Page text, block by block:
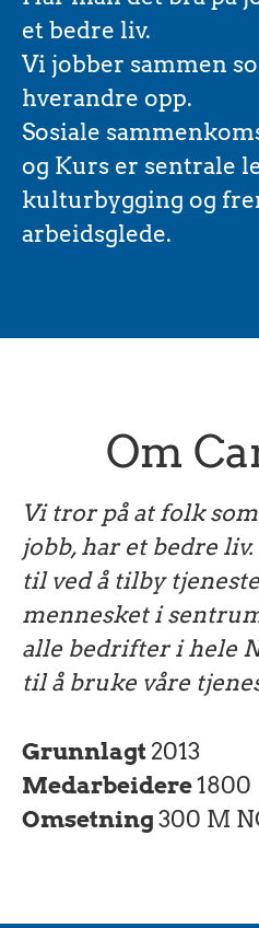
et bedre liv.
Vi jobber sammen
hverandre opp.
Sosiale
og Kurs er sentrale
kulturbygging og
arbeidsglede.
Om
Vi tror på at folk
jobb, har et bedre
til ved å tilby
mennesket i
alle bedrifter i hele
til å bruke våre
Grunnlagt 2013
Medarbeidere1800
Omsetning 300 M